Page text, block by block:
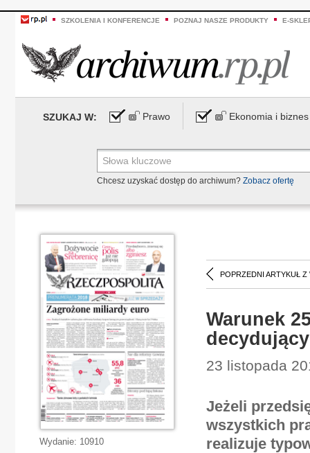
SZKOLENIA I KONFERENCJE POZNAJ NASZE PRODUKTY E-
SZUKAJ W: Prawo Ekonomia i biznes
Chcesz uzyskać dostęp do archiwum? Zobacz ofertę
POPRZEDNI ARTYKUŁ Z
Warunek
decydujący
23 listopada
Jeżeli
wszystkich
realizuje
Wydanie: 10910